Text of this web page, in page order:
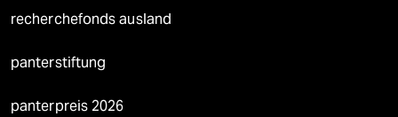
recherchefonds ausland
panterstiftung
panterpreis 2026